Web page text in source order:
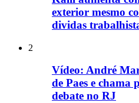
exterior mesmo
dividas
2
Vídeo: André
de Paes e chama
debate no RJ